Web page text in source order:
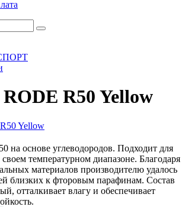
R50 Yellow
на основе углеводородов. Подходит для
температурном диапазоне. Благодаря
материалов производителю удалось
близких к фторовым парафинам. Состав
отталкивает влагу и обеспечивает